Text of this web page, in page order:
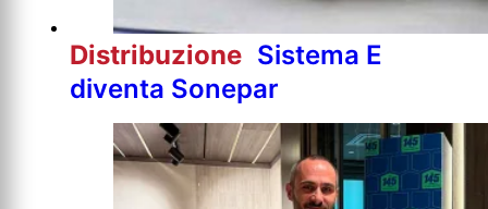
Distribuzione Sistema E
diventa Sonepar